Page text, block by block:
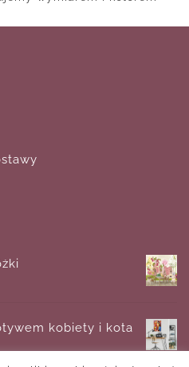
kobiety i kota